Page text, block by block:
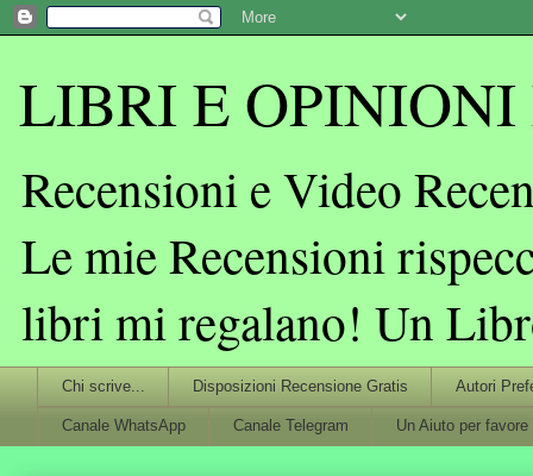
LIBRI E OPINIONI
Recensioni e Video
Le mie Recensioni
libri mi regalano! Un
Chi scrive... Disposizioni Recensione Gratis Autori
Canale WhatsApp Canale Telegram Un Aiuto per favore